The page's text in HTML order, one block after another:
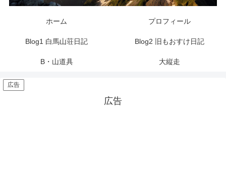
ホーム プロフィール
Blog1 白馬山荘日記 Blog2 旧もおすけ日記
B・山道具 大縦走
広告
広告